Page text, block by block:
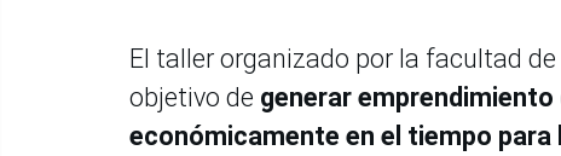
El taller organizado por la facultad
objetivo de generar
económicamente en el tiempo